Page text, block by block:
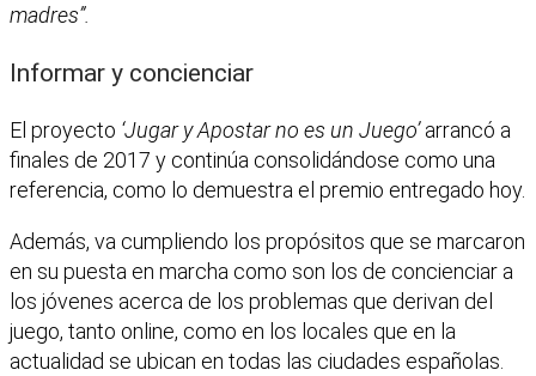
madres”.
Informar y concienciar
El proyecto ‘Jugar y Apostar no es un Juego’arrancó a
finales de 2017 y continúa consolidándose como una
referencia, como lo demuestra el premio entregado hoy.
Además, va cumpliendo los propósitos que se marcaron
en su puesta en marcha como son los de concienciar a
los jóvenes acerca de los problemas que derivan del
juego, tanto online, como en los locales que en la
actualidad se ubican en todas las ciudades españolas.